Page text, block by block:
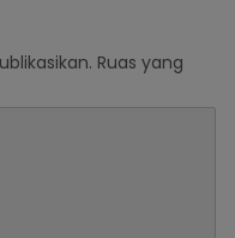
Ruas yang